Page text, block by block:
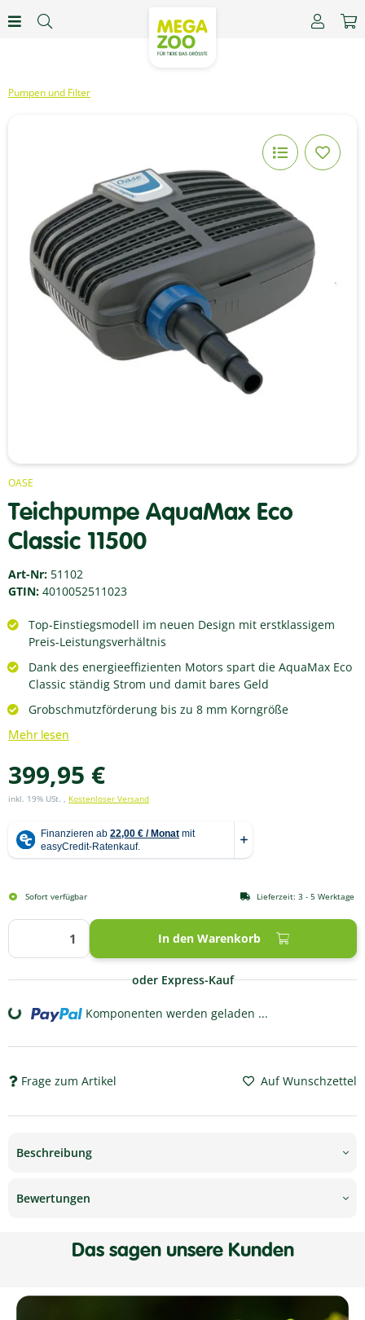
Pumpen und Filter
OASE
Teichpumpe AquaMax Eco
Classic 11500
Art-Nr: 51102
GTIN: 4010052511023
Top-Einstiegsmodell im neuen Design mit erstklassigem
Preis-Leistungsverhältnis
Dank des energieeffizienten Motors spart die AquaMax Eco
Classic ständig Strom und damit bares Geld
Grobschmutzförderung bis zu 8 mm Korngröße
Mehr lesen
399,95 €
inkl. 19% USt. , Kostenloser Versand
In den Warenkorb
Sofort verfügbar Lieferzeit: 3 - 5 Werktage
oder Express-Kauf
Loading... Komponenten werden geladen ...
Frage zum Artikel Auf Wunschzettel
Beschreibung
Bewertungen
Das sagen unsere Kunden